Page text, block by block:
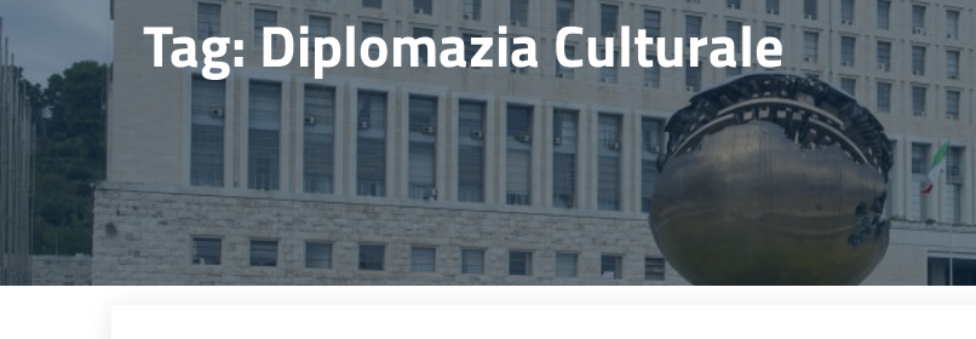
Tag:Diplomazia Culturale